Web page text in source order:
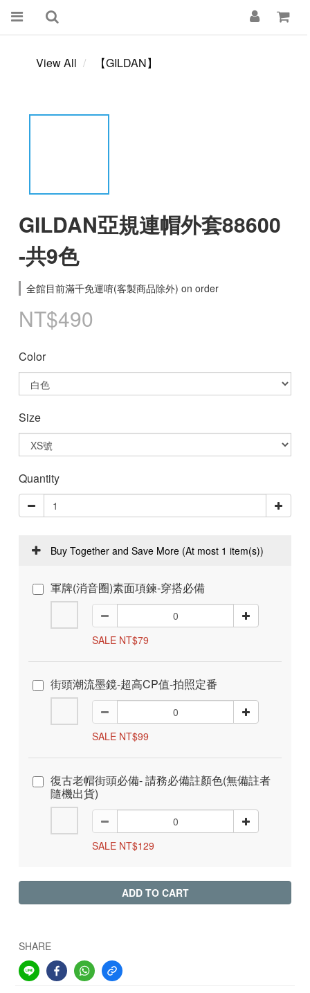
View All 【GILDAN】
GILDAN亞規連帽外套88600
-共9色
全館目前滿千免運唷(客製商品除外) on order
NT$490
Color
Size
Quantity
Buy Together and Save More (At most 1 item(s))
軍牌(消音圈)素面項鍊-穿搭必備
SALE NT$79
街頭潮流墨鏡-超高CP值-拍照定番
SALE NT$99
復古老帽街頭必備- 請務必備註顏色(無備註者
隨機出貨)
SALE NT$129
ADD TO CART
SHARE